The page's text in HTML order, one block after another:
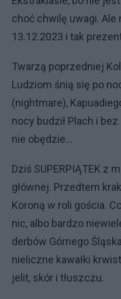
choć chwilę uwagi. Ale
13.12.2023 i tak
Twarzą poprzedniej
Ludziom śnią się po
(nightmare),
nocy budził Plach i
nie obędzie...
Dziś SUPERPIĄTEK z
głównej. Przedtem
Koroną w roli gościa.
nic, albo bardzo
derbów Górnego
nieliczne kawałki
jelit, skór i tłuszczu.